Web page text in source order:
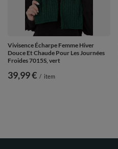
Vivisence Écharpe Femme Hiver
Douce Et Chaude Pour Les Journées
Froides 7015S, vert
39,99 € / item